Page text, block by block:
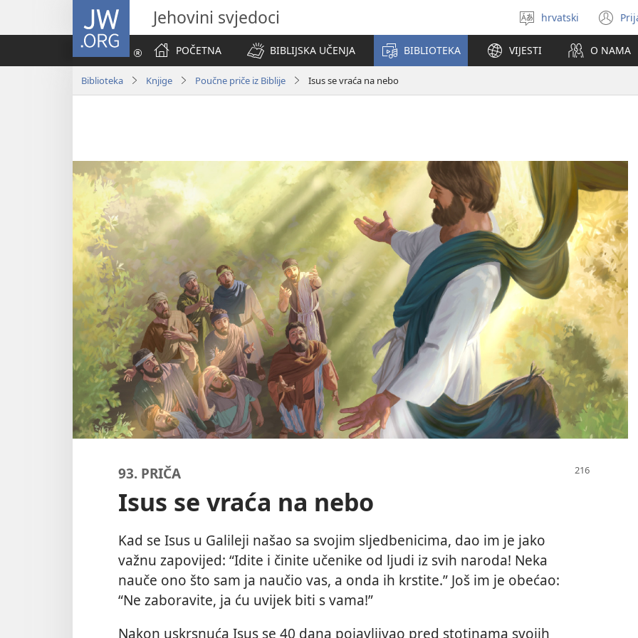
JW.ORG Jehovini svjedoci
Izaberi
jezik
hrvatski
se
novi
POČETNA
BIBLIJSKA UČENJA BIBLIOTEKA VIJESTI O NAMA
Biblioteka Knjige Poučne priče iz Biblije Isus se vraća na nebo
93. PRIČA
Isus se vraća na nebo
Kad se Isus u Galileji našao sa svojim sljedbenicima, dao im je jako
važnu zapovijed: “Idite i činite učenike od ljudi iz svih naroda! Neka
nauče ono što sam ja naučio vas, a onda ih krstite.” Još im je obećao:
“Ne zaboravite, ja ću uvijek biti s vama!”
Nakon uskrsnuća Isus se 40 dana pojavljivao pred stotinama svojih